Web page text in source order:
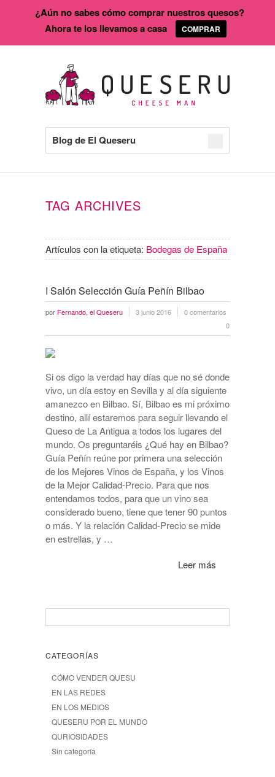
Blog de El Queseru
TAG ARCHIVES
Artículos con la etiqueta: Bodegas de España
I Salón Selección Guía Peñín Bilbao
por Fernando, el Queseru 3 junio 2016
0 comentarios
0
Si os digo la verdad hay días que no sé donde
vivo, un día estoy en Sevilla y al día siguiente
amanezco en Bilbao. Sí, Bilbao es mi próximo
destino, allí estaremos para seguir llevando el
Queso de La Antigua a todos los lugares del
mundo. Os preguntaréis ¿Qué hay en Bilbao?
Guía Peñín reúne por primera una selección
de los Mejores Vinos de España, y los Vinos
de la Mejor Calidad-Precio. Para que nos
entendamos todos, para que un vino sea
considerado bueno, tiene que tener 90 puntos
o más. Y la relación Calidad-Precio se mide
en estrellas, y …
Leer más
CATEGORÍAS
CÓMO VENDER QUESU
EN LAS REDES
EN LOS MEDIOS
QUESERU POR EL MUNDO
QURIOSIDADES
Sin categoría
¿Aún no sabes cómo comprar nuestros quesos?
Ahora te los llevamos a casa
COMPRAR